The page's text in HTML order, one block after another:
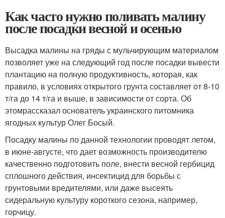
Как часто нужно поливать малину
после посадки весной и осенью
Высадка малины на гряды с мульчирующим материалом
позволяет уже на следующий год после посадки вывести
плантацию на полную продуктивность, которая, как
правило, в условиях открытого грунта составляет от 8-10
т/га до 14 т/га и выше, в зависимости от сорта. Об
этомрассказал основатель украинского питомника
ягодных культур Олег Босый.
Посадку малины по данной технологии проводят летом,
в июне-августе, что дает возможность производителю
качественно подготовить поле, внести весной гербицид
сплошного действия, инсектицид для борьбы с
грунтовыми вредителями, или даже высеять
сидеральную культуру короткого сезона, например,
горчицу.